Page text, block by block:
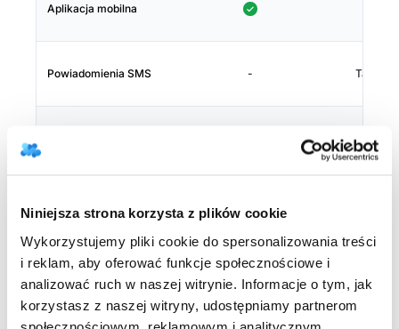
Niniejsza strona korzysta z plików cookie
Wykorzystujemy pliki cookie do spersonalizowania treści
i reklam, aby oferować funkcje społecznościowe i
analizować ruch w naszej witrynie. Informacje o tym, jak
korzystasz z naszej witryny, udostępniamy partnerom
społecznościowym, reklamowym i analitycznym.
Aplikacja mobilna
Powiadomienia SMS
Rejestracja online dla
pacjentów
-
-
Tak